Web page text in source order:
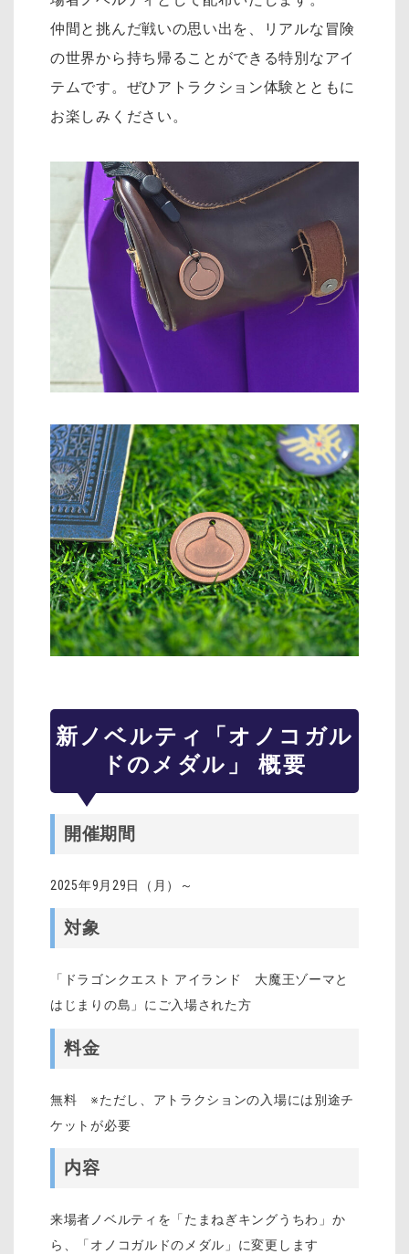
仲間と挑んだ戦いの思い出を、リアルな冒険
の世界から持ち帰ることができる特別なアイ
テムです。ぜひアトラクション体験とともに
お楽しみください。
新ノベルティ「オノコガル
ドのメダル」 概要
開催期間
2025年9月29日（月）～
対象
「ドラゴンクエスト アイランド 大魔王ゾーマと
はじまりの島」にご入場された方
料金
無料 ※ただし、アトラクションの入場には別途チ
ケットが必要
内容
来場者ノベルティを「たまねぎキングうちわ」か
ら、「オノコガルドのメダル」に変更します